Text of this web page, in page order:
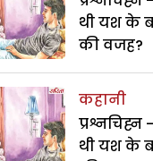
थी यश के
की वजह?
कहानी
प्रश्नचिह्न
थी यश के